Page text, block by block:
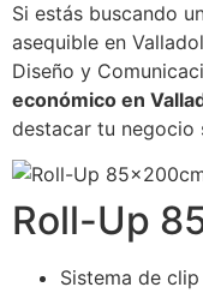
Si estás buscando
asequible en
Diseño y
económico en
destacar tu negocio
Roll-Up
Sistema de